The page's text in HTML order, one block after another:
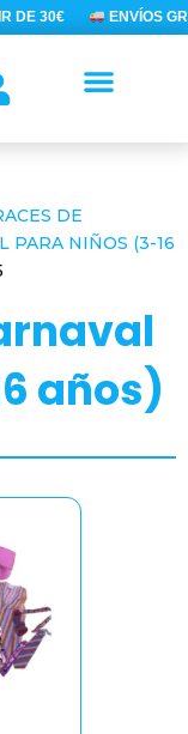
DE 30€ ENVÍOS
DE
PARA NIÑOS (3-16
años)